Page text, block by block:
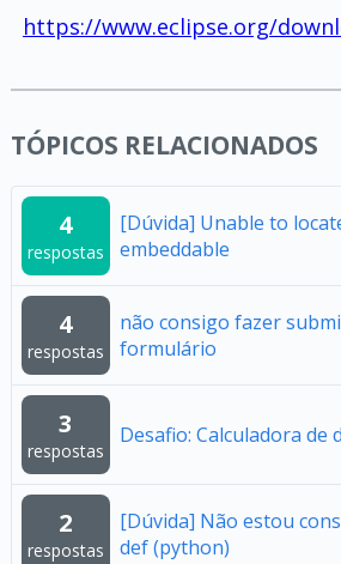
https://www.eclipse.org/
TÓPICOS RELACIONADOS
4
respostas
[Dúvida] Unable to
embeddable
4
respostas
não consigo fazer
formulário
3
respostas
Desafio: Calculadora de
2
respostas
[Dúvida] Não estou
def (python)